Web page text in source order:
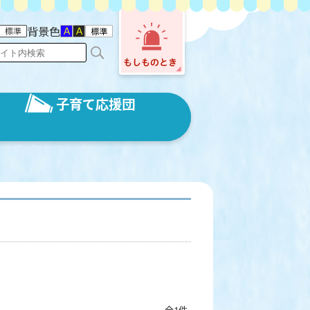
背景色
子育て応援団